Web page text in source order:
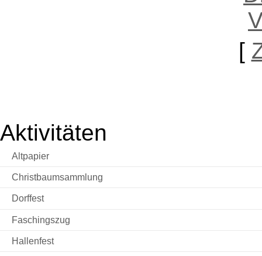
[
Aktivitäten
Altpapier
Christbaumsammlung
Dorffest
Faschingszug
Hallenfest